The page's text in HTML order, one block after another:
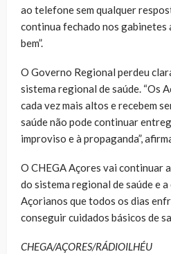
ao telefone sem qualquer
continua fechado nos gabinetes
bem”.
O Governo Regional perdeu
sistema regional de saúde. “Os
cada vez mais altos e recebem
saúde não pode continuar
improviso e à propaganda”,
O CHEGA Açores vai continuar
do sistema regional de saúde e
Açorianos que todos os dias
conseguir cuidados básicos de
CHEGA/AÇORES/RÁDIOILHÉU